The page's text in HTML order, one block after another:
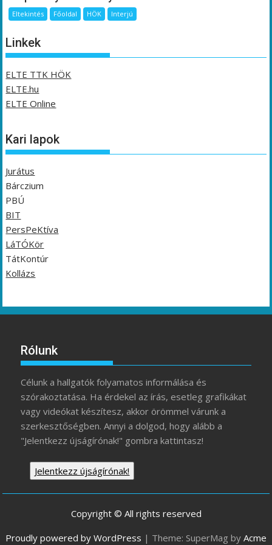
Eltekintés Főoldal HÖK Interjú
Linkek
ELTE TTK HÖK
ELTE.hu
ELTE Online
Kari lapok
Jurátus
Bárczium
PBÚ
BIT
PersPeKtíva
LáTÓKör
TátKontúr
Kollázs
Rólunk
Célunk a hallgatók folyamatos informálása és
szórakoztatása. Ha érdekel az írás, esetleg grafikákat
vagy videókat készítesz, akkor örömmel várunk a
szerkesztőségben. Annyi a dolgod, hogy alább a
"Jelentkezz újságírónak!" gombra kattintasz!
Jelentkezz újságírónak!
Copyright © All rights reserved
Proudly powered by WordPress | Theme: SuperMag by Acme